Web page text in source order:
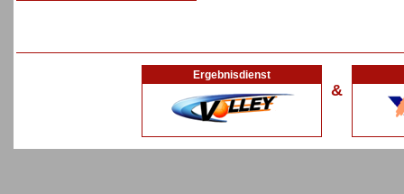
Ergebnisdienst
&